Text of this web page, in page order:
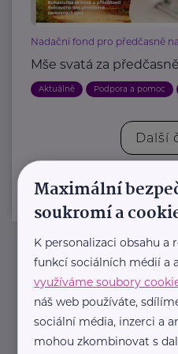
Nadační fond pro předčasně
Mše svatá za
Aktuálně Podpora a pomoc
Další
Pravidelný přísun
podpora pro rodiče i
Maximální
soukromí a
K personalizaci obsahu a
funkcí sociálních médií a
využíváme soubory
náš web používáte,
sociální média, inzerci a
mohou zkombinovat s